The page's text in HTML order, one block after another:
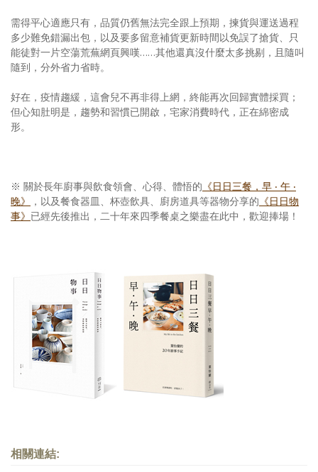
需得平心適應只有，品質仍舊無法完全跟上預期，揀貨與運送過程
多少難免錯漏出包，以及要多留意補貨更新時間以免誤了搶貨、只
能徒對一片空蕩荒蕪網頁興嘆……其他還真沒什麼太多挑剔，且隨叫
隨到，分外省力省時。
好在，疫情趨緩，這會兒不再非得上網，終能再次回歸實體採買；
但心知肚明是，趨勢和習慣已開啟，宅家消費時代，正在綿密成
形。
※ 關於長年廚事與飲食領會、心得、體悟的 《日日三餐，早 ‧ 午 ‧
晚》
，以及餐食器皿、杯壺飲具、廚房道具等器物分享的 《日日物
事》 已經先後推出，二十年來四季餐桌之樂盡在此中，歡迎捧場！
相關連結: